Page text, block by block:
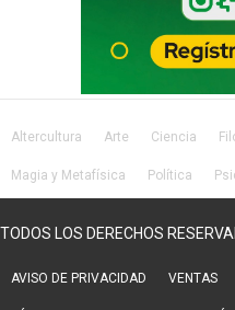
Altercultura Arte Ciencia
Magia y Metafísica Política
TODOS LOS DERECHOS
AVISO DE PRIVACIDAD VENTAS